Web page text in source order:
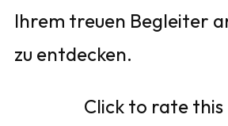
Ihrem treuen Begleiter
zu entdecken.
Click to rate this